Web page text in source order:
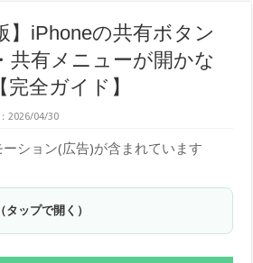
】iPhoneの共有ボタン
共有メニューが開かな
全ガイド】
2026/04/30
ション(広告)が含まれています
ップで開く）